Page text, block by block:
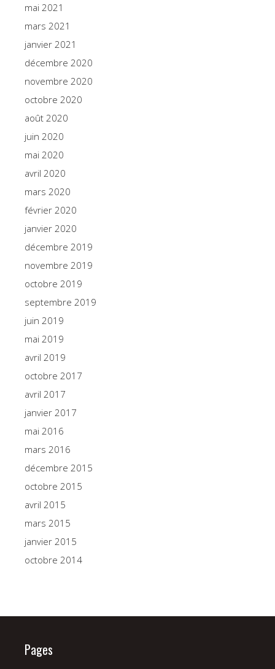
mai 2021
mars 2021
janvier 2021
décembre 2020
novembre 2020
octobre 2020
août 2020
juin 2020
mai 2020
avril 2020
mars 2020
février 2020
janvier 2020
décembre 2019
novembre 2019
octobre 2019
septembre 2019
juin 2019
mai 2019
avril 2019
octobre 2017
avril 2017
janvier 2017
mai 2016
mars 2016
décembre 2015
octobre 2015
avril 2015
mars 2015
janvier 2015
octobre 2014
Pages